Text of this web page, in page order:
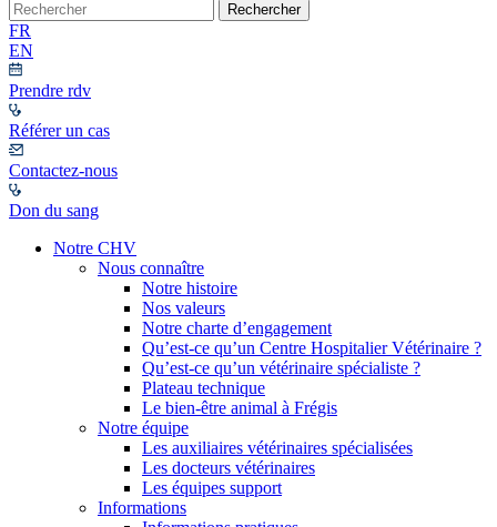
Rechercher
FR
EN
Prendre rdv
Référer un cas
Contactez-nous
Don du sang
Notre CHV
Nous connaître
Notre histoire
Nos valeurs
Notre charte d’engagement
Qu’est-ce qu’un Centre Hospitalier Vétérinaire ?
Qu’est-ce qu’un vétérinaire spécialiste ?
Plateau technique
Le bien-être animal à Frégis
Notre équipe
Les auxiliaires vétérinaires spécialisées
Les docteurs vétérinaires
Les équipes support
Informations